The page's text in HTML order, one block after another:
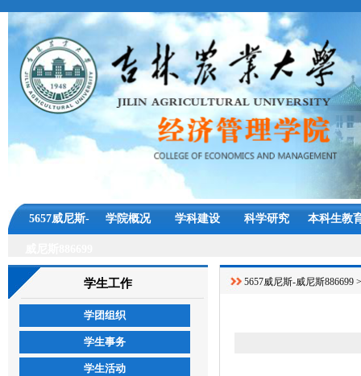
5657威尼斯- 学院概况 学科建设 科学研究 本科生教
学生工作
学团组织
学生事务
学生活动
5657威尼斯-威尼斯886699